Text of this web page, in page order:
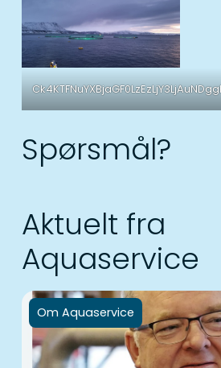
Spørsmål?
Aktuelt fra
Aquaservice
Om Aquaservice